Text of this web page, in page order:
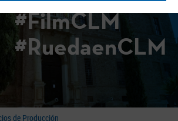
#FilmCLM
#RuedaenCLM
de Producción